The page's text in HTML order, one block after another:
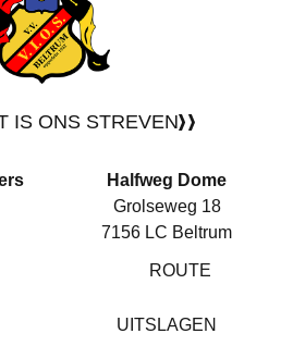
IS ONS STREVEN
Halfweg Dome
Grolseweg 18
7156 LC Beltrum
ROUTE
UITSLAGEN